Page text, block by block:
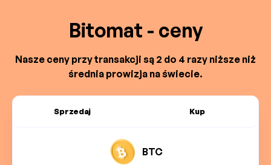
Bitomat - ceny
Nasze ceny przy transakcji są 2 do 4 razy niższe niż
średnia prowizja na świecie.
Sprzedaj Kup
BTC